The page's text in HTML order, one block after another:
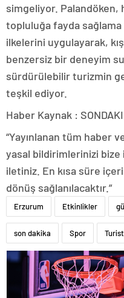
simgeliyor.
topluluğa fayda
ilkelerini uygulayarak,
benzersiz bir deneyim
sürdürülebilir turizmin
teşkil ediyor.
Haber Kaynak :
“Yayınlanan tüm haber
yasal bildirimlerinizi
iletiniz. En kısa süre
dönüş sağlanılacaktır.”
Erzurum Etkinlikler
son dakika Spor Turist